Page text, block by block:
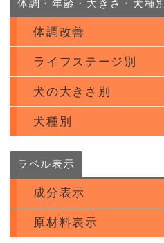
体調・年齢・大きさ・犬種別
体調改善
ライフステージ別
犬の大きさ別
犬種別
ラベル表示
成分表示
原材料表示